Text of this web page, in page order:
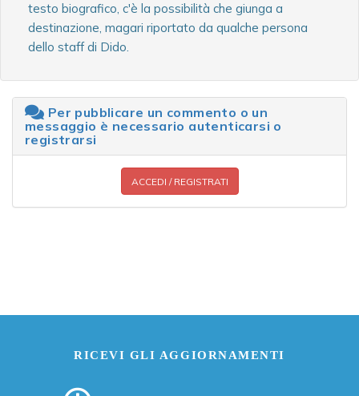
testo biografico, c'è la possibilità che giunga a
destinazione, magari riportato da qualche persona
dello staff di Dido.
Per pubblicare un commento o un
messaggio è necessario autenticarsi o
registrarsi
ACCEDI / REGISTRATI
RICEVI GLI AGGIORNAMENTI